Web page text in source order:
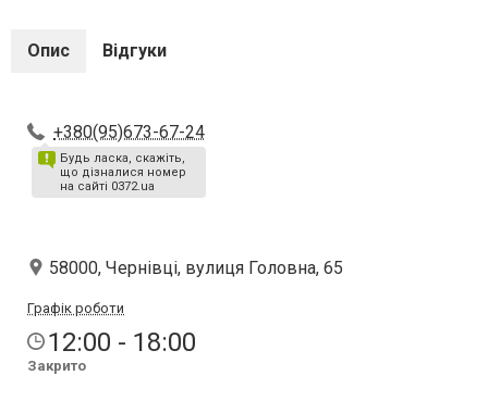
Опис Відгуки
+380(95)673-67-24
Будь ласка, скажіть,
що дізналися номер
на сайті 0372.ua
58000, Чернівці, вулиця Головна, 65
Графік роботи
12:00 - 18:00
Закрито